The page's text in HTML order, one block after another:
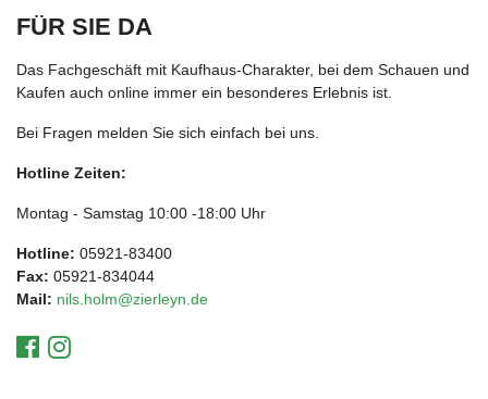
FÜR SIE DA
Das Fachgeschäft mit Kaufhaus-Charakter, bei dem Schauen und
Kaufen auch online immer ein besonderes Erlebnis ist.
Bei Fragen melden Sie sich einfach bei uns.
Hotline Zeiten:
Montag - Samstag 10:00 -18:00 Uhr
Hotline: 05921-83400
Fax: 05921-834044
Mail: nils.holm@zierleyn.de